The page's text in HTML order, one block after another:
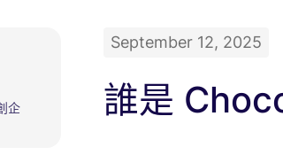
企
September 12, 2025
誰是